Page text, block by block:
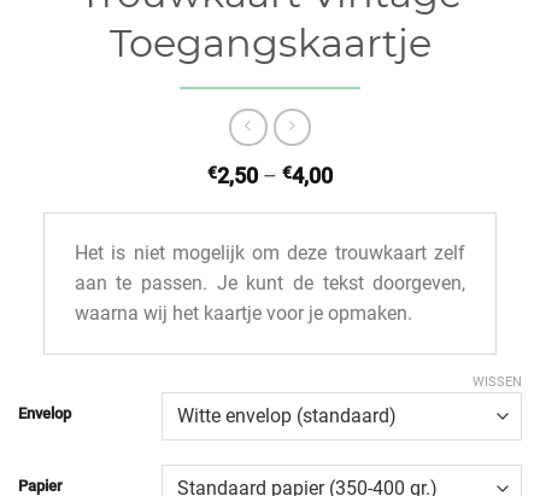
Toegangskaartje
€2,50 – €4,00
Het is niet mogelijk om deze trouwkaart zelf
aan te passen. Je kunt de tekst doorgeven,
waarna wij het kaartje voor je opmaken.
Envelop
Papier
WISSEN